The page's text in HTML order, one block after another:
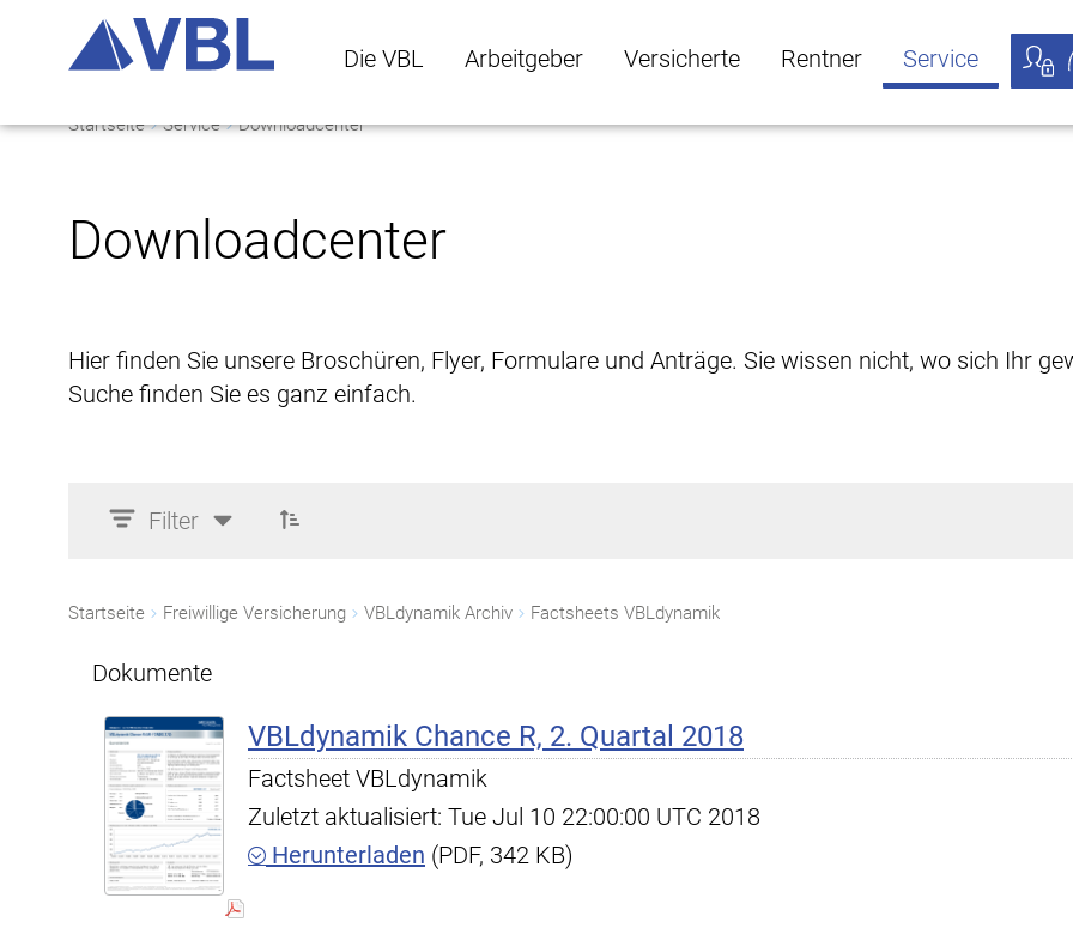
Die VBL Arbeitgeber Versicherte Rentner Service
Startseite Service Downloadcenter
Downloadcenter
Hier finden Sie unsere Broschüren, Flyer, Formulare und Anträge. Sie wissen nicht, wo sich Ihr
Suche finden Sie es ganz einfach.
Filter
Startseite Freiwillige Versicherung VBLdynamik Archiv Factsheets VBLdynamik
Dokumente
VBLdynamik Chance R, 2. Quartal 2018
Factsheet VBLdynamik
Zuletzt aktualisiert: Tue Jul 10 22:00:00 UTC 2018
Herunterladen (PDF, 342 KB)